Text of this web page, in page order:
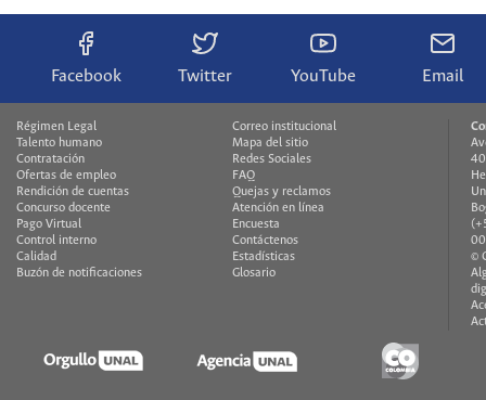
Facebook Twitter YouTube Email
Régimen Legal
Talento humano
Contratación
Ofertas de empleo
Rendición de cuentas
Concurso docente
Pago Virtual
Control interno
Calidad
Buzón de notificaciones
Correo institucional
Mapa del sitio
Redes Sociales
FAQ
Quejas y reclamos
Atención en línea
Encuesta
Contáctenos
Estadísticas
Glosario
©